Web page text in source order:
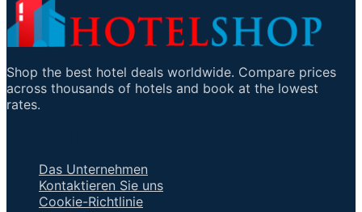
Shop the best hotel deals worldwide. Compare prices
across thousands of hotels and book at the lowest
rates.
Das Unternehmen
Kontaktieren Sie uns
Cookie-Richtlinie